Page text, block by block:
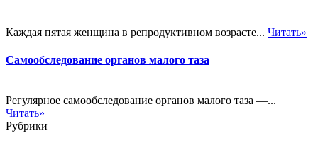
Каждая пятая женщина в репродуктивном возрасте... Читать»
Самообследование органов малого таза
Регулярное самообследование органов малого таза —...
Читать»
Рубрики